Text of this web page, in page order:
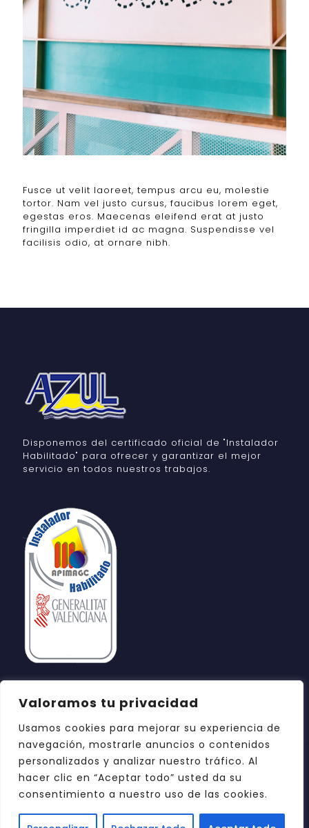
Valoramos tu privacidad
Usamos cookies para mejorar su experiencia de
navegación, mostrarle anuncios o contenidos
personalizados y analizar nuestro tráfico. Al
hacer clic en “Aceptar todo” usted da su
consentimiento a nuestro uso de las cookies.
Fusce ut velit laoreet, tempus arcu eu, molestie
tortor. Nam vel justo cursus, faucibus lorem eget,
egestas eros. Maecenas eleifend erat at justo
fringilla imperdiet id ac magna. Suspendisse vel
facilisis odio, at ornare nibh.
Disponemos del certificado oficial de "Instalador
Habilitado" para ofrecer y garantizar el mejor
servicio en todos nuestros trabajos.
derechos reservados.Diseño web: DOCE